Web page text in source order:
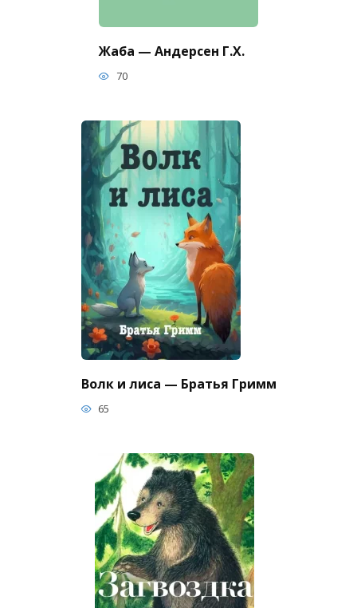
Жаба — Андерсен Г.Х.
70
Волк и лиса — Братья Гримм
65